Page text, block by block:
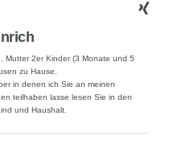
Mutter 2er Kinder (3 Monate und 5
zu Hause.
in denen ich Sie an meinen
teilhaben lasse lesen Sie in den
und Haushalt.